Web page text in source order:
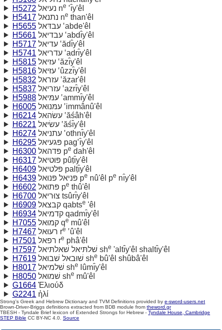
H5272
נעיאל ne ‛ı̂y'êl
H5417
נתנאל ne than'êl
H5655
עבדּאל ‛abde'êl
H5661
עבדיאל ‛abdı̂y'êl
H5717
עדיאל ‛ădı̂y'êl
H5741
עדריאל ‛adrı̂y'êl
H5815
עזיאל ‛ăzı̂y'êl
H5816
עזּיאל ‛ûzzı̂y'êl
H5832
עזראל ‛ăzar'êl
H5837
עזריאל ‛azrı̂y'êl
H5988
עמּיאל ‛ammı̂y'êl
H6005
עמּנוּאל ‛immânû'êl
H6214
עשׂהאל ‛ăśâh'êl
H6221
עשׂיאל ‛ăśı̂y'êl
H6274
עתניאל ‛othnı̂y'êl
H6295
פּגעיאל pag‛ı̂y'êl
H6300
פּדהאל pe dah'êl
H6317
פּוּטיאל pûṭı̂y'êl
H6409
פּלטיאל palṭı̂y'êl
H6439
פּניאל פּנוּאל pe nû'êl pe nı̂y'êl
H6602
פּתוּאל pe thû'êl
H6700
צוּריאל tsûrı̂y'êl
H6909
קבצאל qabtse 'êl
H6934
קדמיאל qadmı̂y'êl
H7055
קמוּאל qe mû'êl
H7467
רעוּאל re ‛û'êl
H7501
רפאל re phâ'êl
H7597
שׁלתּיאל שׁאלתּיאל she 'altı̂y'êl shaltı̂y'êl
H7619
שׁוּבאל שׁבוּאל she bû'êl shûbâ'êl
H8017
שׁלמיאל she
lûmı̂y'êl
H8050
שׁמוּאל she mû'êl
G1664Ἐλιούδ
G2241 ἠλί
Strong's Greek and Hebrew Dictionary and TVM Definitions provided by e-sword-users.net
Brown-Driver-Briggs definitions extracted from BDB module from theword.gr
TBESH - Tyndale Brief lexicon of Extended Strongs for Hebrew - Tyndale House, Cambridge
STEP Bible CC BY-NC 4.0. Source